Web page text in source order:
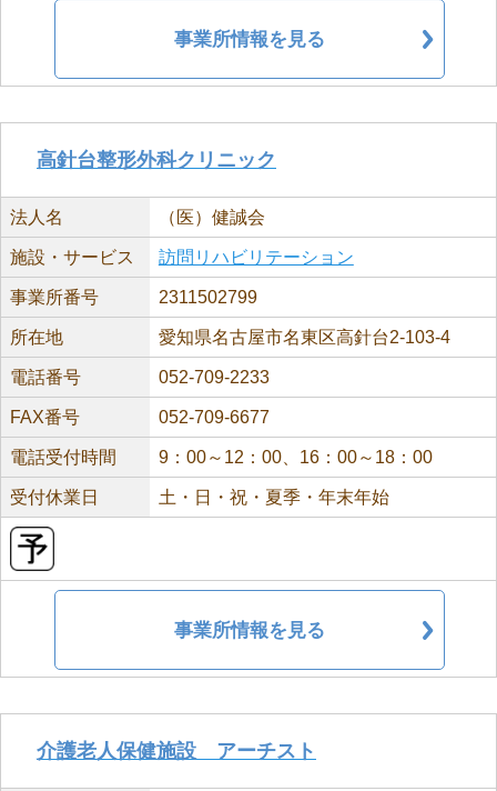
事業所情報を見る
高針台整形外科クリニック
法人名 （医）健誠会
施設・サービス 訪問リハビリテーション
事業所番号 2311502799
所在地 愛知県名古屋市名東区高針台2-103-4
電話番号 052-709-2233
FAX番号 052-709-6677
電話受付時間 9：00～12：00、16：00～18：00
受付休業日 土・日・祝・夏季・年末年始
事業所情報を見る
介護老人保健施設 アーチスト